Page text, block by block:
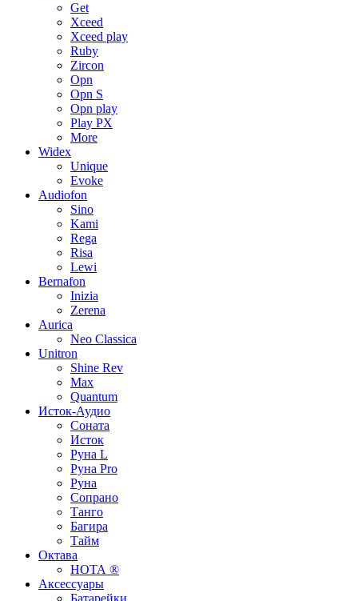
Get
Xceed
Xceed play
Ruby
Zircon
Opn
Opn S
Opn play
Play PX
More
Widex
Unique
Evoke
Audiofon
Sino
Kami
Rega
Risa
Lewi
Bernafon
Inizia
Zerena
Aurica
Neo Classica
Unitron
Shine Rev
Max
Quantum
Исток-Аудио
Соната
Исток
Руна L
Руна Pro
Руна
Сопрано
Танго
Багира
Тайм
Октава
НОТА ®
Аксессуары
Батарейки